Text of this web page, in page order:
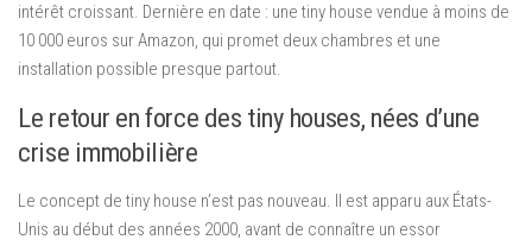
intérêt croissant. Dernière en date : une tiny house vendue à moins de
10 000 euros sur Amazon, qui promet deux chambres et une
installation possible presque partout.
Le retour en force des tiny houses, nées d’une
crise immobilière
Le concept de tiny house n’est pas nouveau. Il est apparu aux États-
Unis au début des années 2000, avant de connaître un essor